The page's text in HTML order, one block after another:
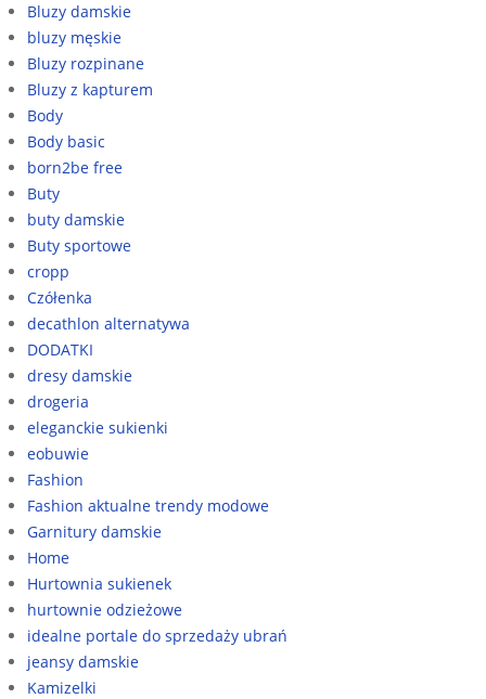
Bluzy damskie
bluzy męskie
Bluzy rozpinane
Bluzy z kapturem
Body
Body basic
born2be free
Buty
buty damskie
Buty sportowe
cropp
Czółenka
decathlon alternatywa
DODATKI
dresy damskie
drogeria
eleganckie sukienki
eobuwie
Fashion
Fashion aktualne trendy modowe
Garnitury damskie
Home
Hurtownia sukienek
hurtownie odzieżowe
idealne portale do sprzedaży ubrań
jeansy damskie
Kamizelki